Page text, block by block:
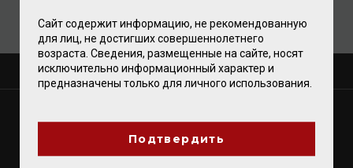
О КОМПАНИИ
Сайт содержит информацию, не рекомендованную
для лиц, не достигших совершеннолетнего
возраста. Сведения, размещенные на сайте, носят
исключительно информационный характер и
предназначены только для личного использования.
Подтвердить